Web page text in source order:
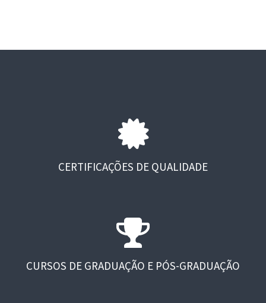
CERTIFICAÇÕES DE QUALIDADE
CURSOS DE GRADUAÇÃO E PÓS-GRADUAÇÃO